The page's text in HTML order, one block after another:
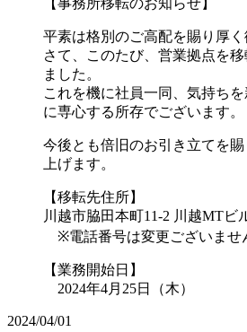
【事務所移転のお知らせ】
平素は格別のご高配を賜り厚く
さて、このたび、営業拠点を
ました。
これを機に社員一同、気持ち
に専心する所存でございます。
今後とも倍旧のお引き立てを
上げます。
【移転先住所】
川越市脇田本町11-2 川越MTビ
※電話番号は変更ございませ
【業務開始日】
2024年4月25日（木）
2024/04/01